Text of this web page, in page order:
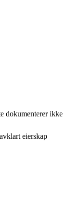
dokumenterer ikke
eierskap